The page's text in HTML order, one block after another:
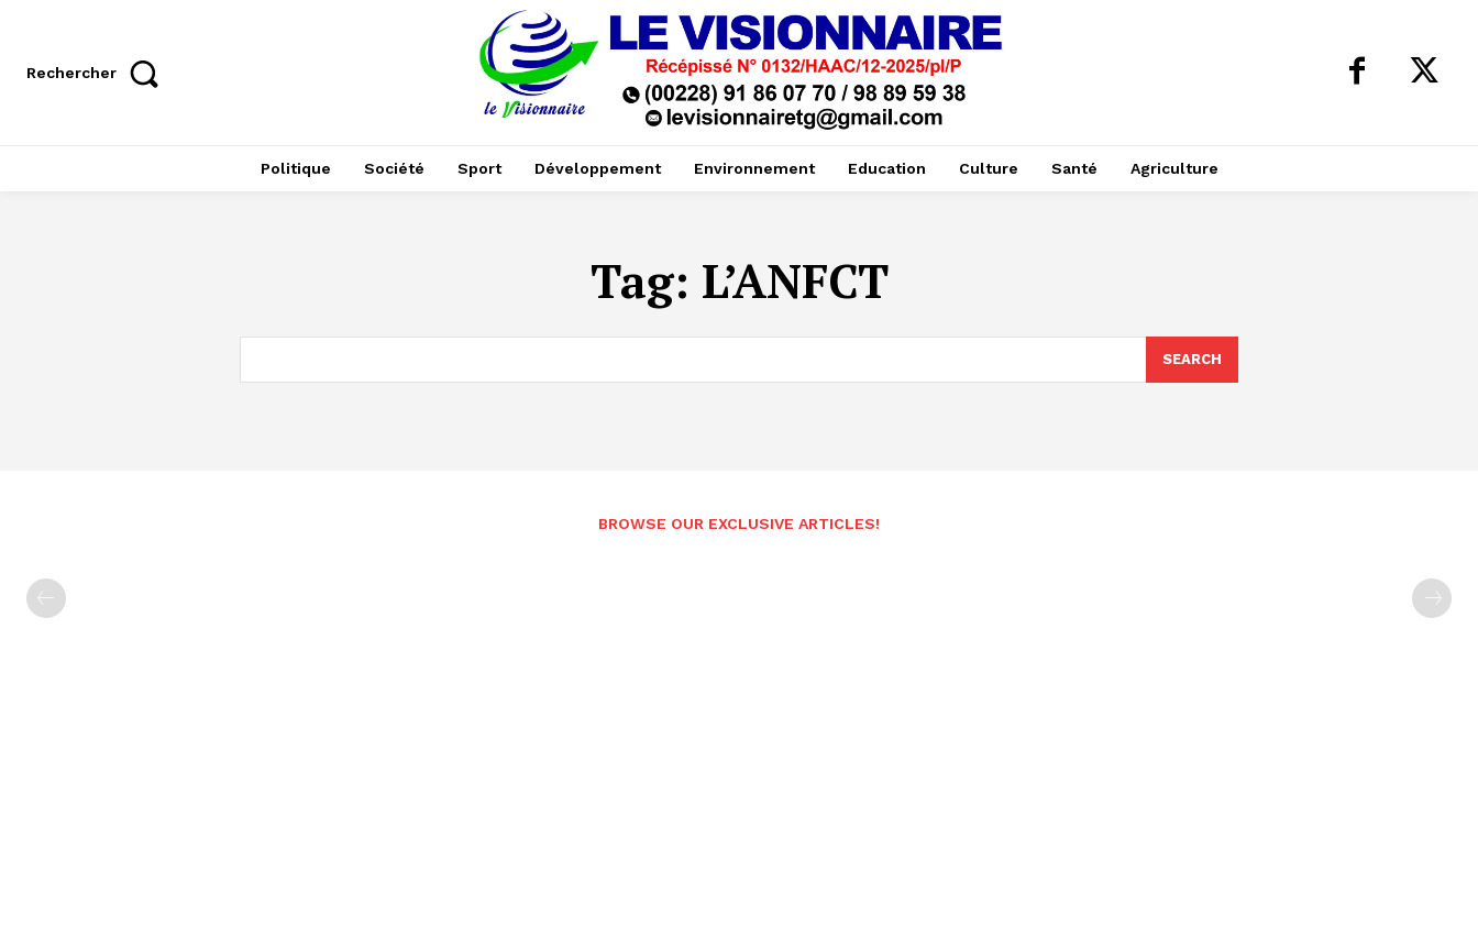
Rechercher
Politique Société Sport Développement Environnement Education Culture Santé Agriculture
Tag: L’ANFCT
SEARCH
BROWSE OUR EXCLUSIVE ARTICLES!